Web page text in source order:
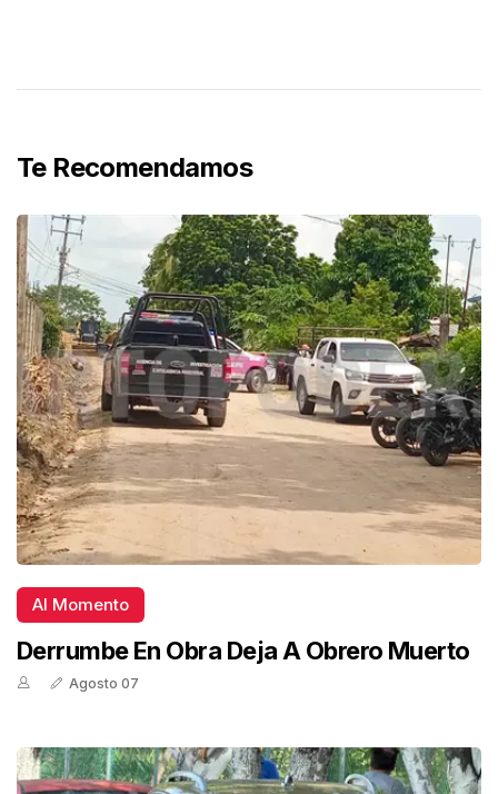
Te Recomendamos
Al Momento
Derrumbe En Obra Deja A Obrero Muerto
Agosto 07